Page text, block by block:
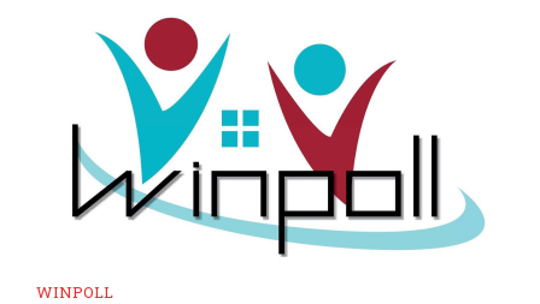
WINPOLL